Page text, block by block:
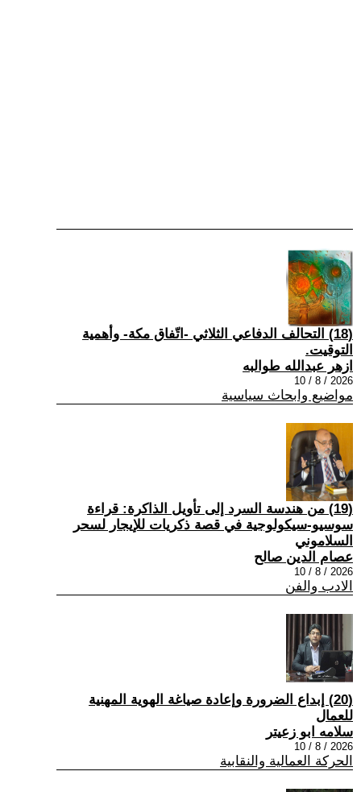
(18) التحالف الدفاعي الثلاثي -اتّفاق مكة- وأهمية
التوقيت.
ازهر عبدالله طوالبه
2026 / 8 / 10
مواضيع وابحاث سياسية
(19) من هندسة السرد إلى تأويل الذاكرة: قراءة
سوسيو-سيكولوجية في قصة ذكريات للإيجار لسحر
السلاموني
عصام الدين صالح
2026 / 8 / 10
الادب والفن
(20) إبداع الضرورة وإعادة صياغة الهوية المهنية
للعمال
سلامه ابو زعيتر
2026 / 8 / 10
الحركة العمالية والنقابية